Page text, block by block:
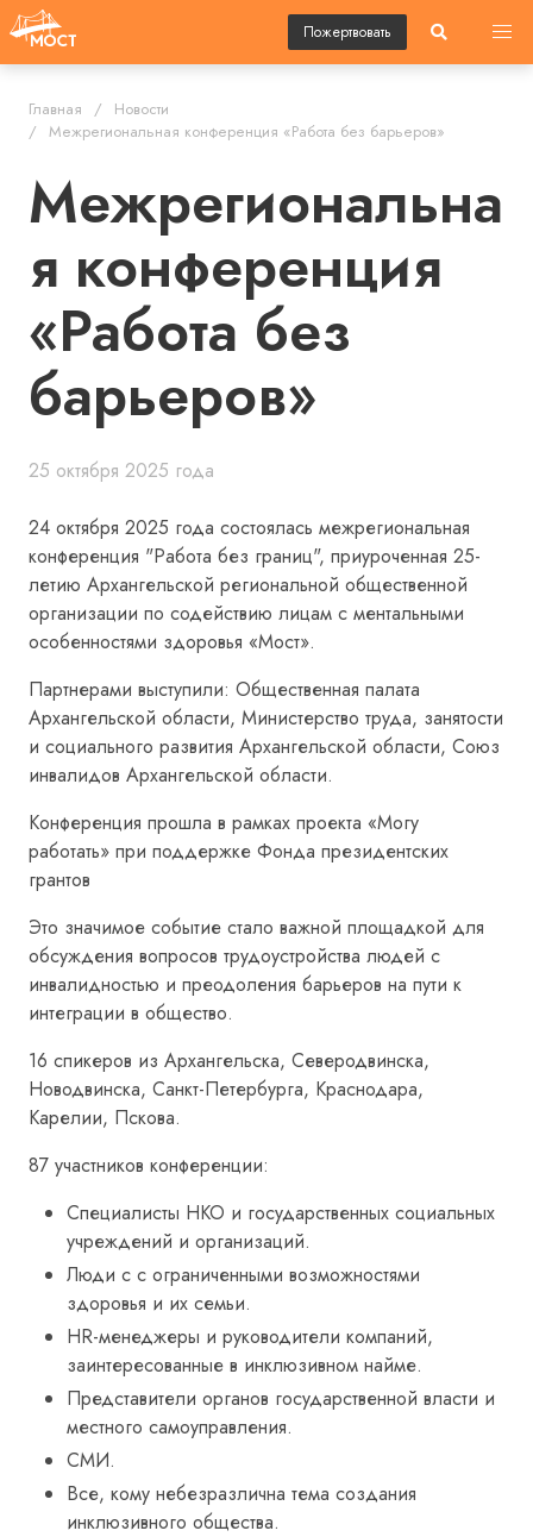
Пожертвовать
Главная
Новости
Межрегиональная конференция «Работа без барьеров»
Межрегиональна
я конференция
«Работа без
барьеров»
25 октября 2025 года
24 октября 2025 года состоялась межрегиональная
конференция "Работа без границ", приуроченная 25-
летию Архангельской региональной общественной
организации по содействию лицам с ментальными
особенностями здоровья «Мост».
Партнерами выступили: Общественная палата
Архангельской области, Министерство труда, занятости
и социального развития Архангельской области, Союз
инвалидов Архангельской области.
Конференция прошла в рамках проекта «Могу
работать» при поддержке Фонда президентских
грантов
Это значимое событие стало важной площадкой для
обсуждения вопросов трудоустройства людей с
инвалидностью и преодоления барьеров на пути к
интеграции в общество.
16 спикеров из Архангельска, Северодвинска,
Новодвинска, Санкт-Петербурга, Краснодара,
Карелии, Пскова.
87 участников конференции:
Специалисты НКО и государственных социальных
учреждений и организаций.
Люди с с ограниченными возможностями
здоровья и их семьи.
HR-менеджеры и руководители компаний,
заинтересованные в инклюзивном найме.
Представители органов государственной власти и
местного самоуправления.
СМИ.
Все, кому небезразлична тема создания
инклюзивного общества.